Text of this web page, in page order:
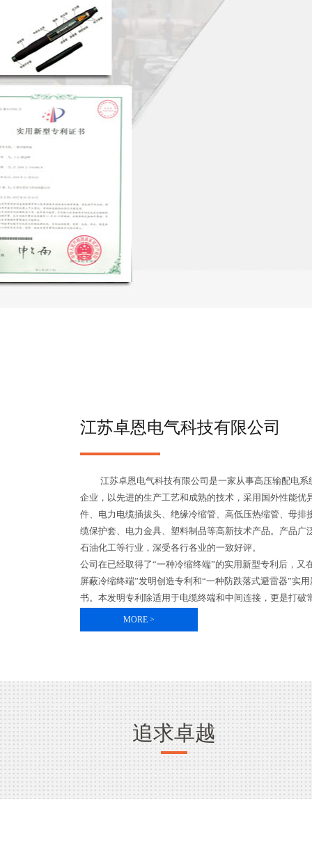
江苏卓恩电气科技有限公司
江苏卓恩电气科技有限公司是一家从事高压输配电系
企业，以先进的生产工艺和成熟的技术，采用国外性能
件、电力电缆插拔头、绝缘冷缩管、高低压热缩管、母
缆保护套、电力金具、塑料制品等高新技术产品。产品
石油化工等行业，深受各行各业的一致好评。
公司在已经取得了“一种冷缩终端”的实用新型专利后，
屏蔽冷缩终端”发明创造专利和“一种防跌落式避雷器”实
书。本发明专利除适用于电缆终端和中间连接，更是打
MORE >
追求卓越